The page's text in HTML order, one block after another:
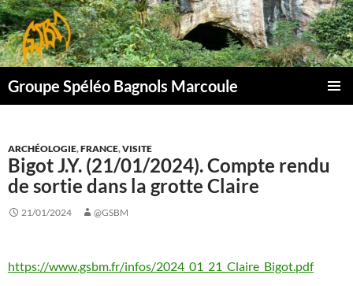
Aller
au
contenu
Groupe Spéléo Bagnols Marcoule
ARCHÉOLOGIE,FRANCE,VISITE
Bigot J.Y. (21/01/2024). Compte rendu
de sortie dans la grotte Claire
21/01/2024 @GSBM
https://www.gsbm.fr/infos/2024_01_21_Claire_Bigot.pdf